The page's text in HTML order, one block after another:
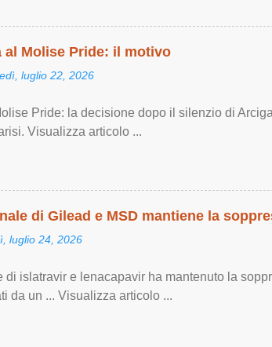
Molise Pride: il motivo
luglio 22, 2026
Pride: la decisione dopo il silenzio di
Visualizza articolo ...
di Gilead e MSD mantiene la
luglio 24, 2026
di islatravir e lenacapavir ha mantenuto la
da un ... Visualizza articolo ...